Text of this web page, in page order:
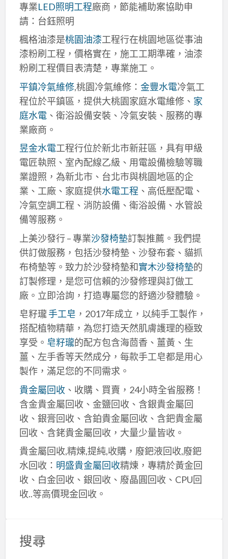
專業LED照明工程廠商，節能補助案協助申
請：台鈺照明
楓格油漆是桃園油漆工程行在桃園地區從事油
漆粉刷工程，價格實在，施工工期準確，油漆
粉刷工程價目表清楚，專業施工。
平鎮冷氣維修,桃園冷氣維修： 金豐水電冷氣工
程位於平鎮區，提供大桃園家庭水電維修、 家
庭水電、衛浴設備安裝、冷氣安裝、服務的專
業廠商。
昱金水電工程行位於新北市新莊區，具有甲級
電匠執照、室內配線乙級、用電設備檢驗等職
業證照，為新北市、台北市與桃園地區的企
業、工廠、家庭提供水電工程 、高低壓配電、
冷氣空調工程、消防設備、衛浴設備、水管設
備等服務。
上美沙發行 – 專業沙發椅墊訂製推薦。我們提
供訂做服務，包括沙發椅墊、沙發布套、貓抓
布椅墊等。致力於沙發椅墊和實木沙發椅墊的
訂製修理，是您可信賴的沙發修理與訂做工
廠。立即洽詢，打造專屬您的舒適沙發體驗。
皂籽瓏手工皂 ，2017年成立，以純手工製作，
搭配植物精華，為您打造天然肌膚護理的極致
享受。 皂籽瓏的配方包含海茴香、薑黃、生
薑、左手香等天然成分，每款手工皂都是用心
製作，滿足您的不同需求。
貴金屬回收、收購、買賣，24小時全省服務！
含金貴金屬回收、金鹽回收、含銀貴金屬回
收、銀膏回收、含鉑貴金屬回收、含鈀貴金屬
回收、含銠貴金屬回收，大量少量皆收。
貴金屬回收,精煉,提純,收購，廢鈀液回收,廢鈀
水回收： 明盛貴金屬回收精煉，專精於黃金回
收、白金回收、銀回收、廢晶圓回收、CPU回
收..等高價現金回收。
搜尋